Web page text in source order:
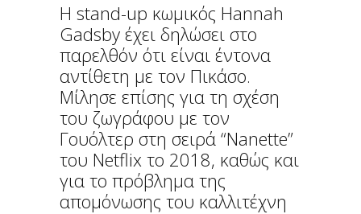
Η stand-up κωμικός Hannah
Gadsby έχει δηλώσει στο
παρελθόν ότι είναι έντονα
αντίθετη με τον Πικάσο.
Μίλησε επίσης για τη σχέση
του ζωγράφου με τον
Γουόλτερ στη σειρά “Nanette”
του Netflix το 2018, καθώς και
για το πρόβλημα της
απομόνωσης του καλλιτέχνη